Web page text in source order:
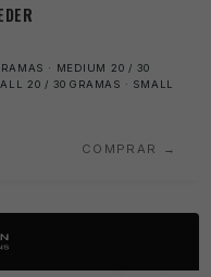
· MEDIUM 20 / 30
20 / 30 GRAMAS · SMALL
COMPRAR